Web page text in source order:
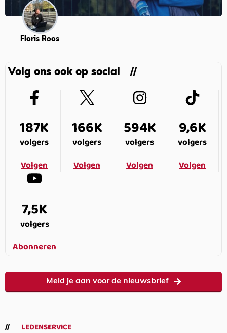
Floris Roos
Volg ons ook op social
187K
volgers
Volgen
166K
volgers
Volgen
594K
volgers
Volgen
9,6K
volgers
Volgen
7,5K
volgers
Abonneren
Meld je aan voor de nieuwsbrief
LEDENSERVICE